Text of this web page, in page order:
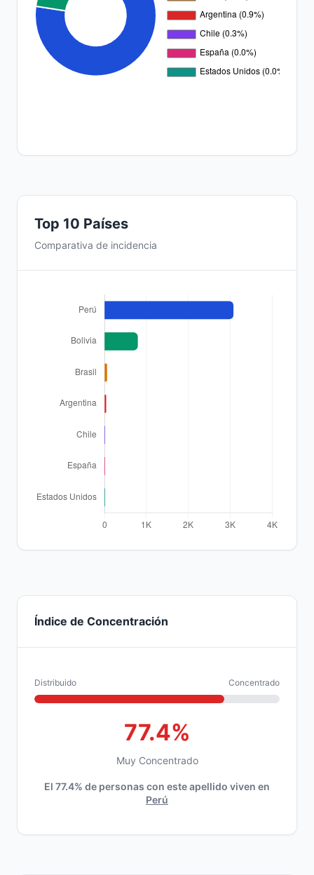
Top 10 Países
Comparativa de incidencia
Índice de Concentración
Distribuido Concentrado
77.4%
Muy Concentrado
El 77.4% de personas con este apellido viven en
Perú